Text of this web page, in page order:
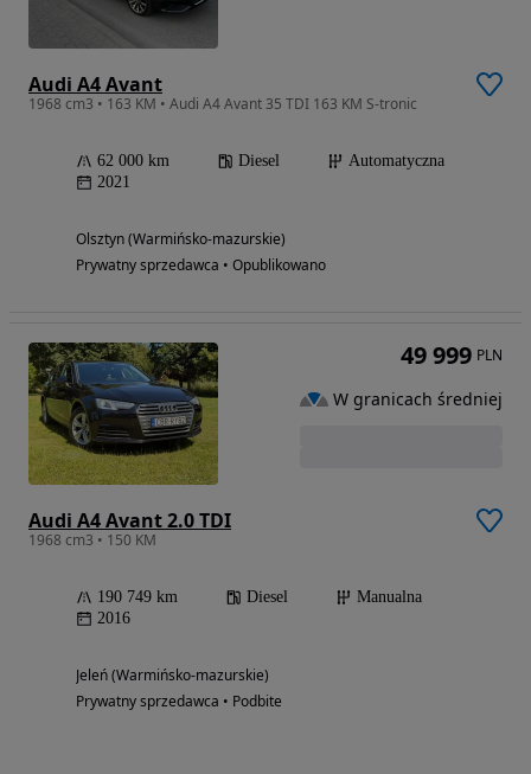
Audi A4 Avant
1968 cm3 • 163 KM • Audi A4 Avant 35 TDI 163 KM S-tronic
62 000 km Diesel
Automatyczna
2021
Olsztyn (Warmińsko-mazurskie)
Prywatny sprzedawca • Opublikowano
Audi A4 Avant 2.0 TDI
1968 cm3 • 150 KM
190 749 km Diesel
Manualna
2016
Jeleń (Warmińsko-mazurskie)
Prywatny sprzedawca • Podbite
49 999 PLN
W granicach średniej